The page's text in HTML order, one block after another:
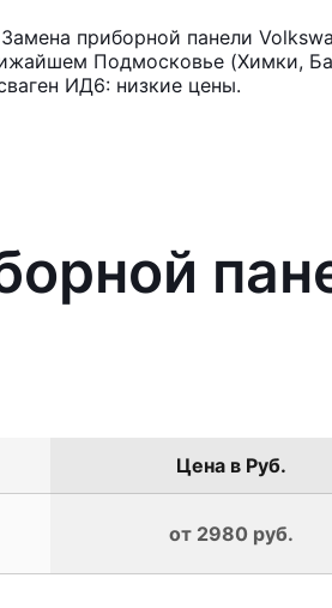
приборной панели
Подмосковье (Химки,
ИД6: низкие цены.
Цена в Руб.
от 2980 руб.